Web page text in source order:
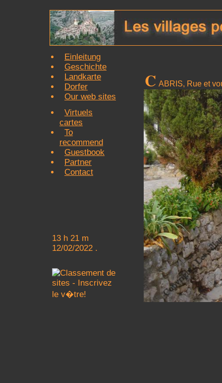
Einleitung
Geschichte
Landkarte
Dorfer
Our web sites
Virtuels
cartes
To
recommend
Guestbook
Partner
Contact
13 h 21 m
12/02/2022 .
C ABRIS, Rue et